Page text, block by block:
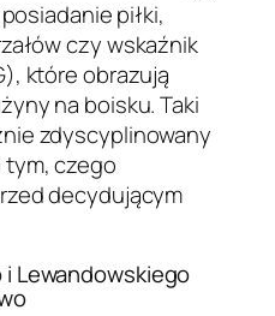
piłki,
czy wskaźnik
które obrazują
na boisku. Taki
zdyscyplinowany
tym, czego
decydującym
Lewandowskiego